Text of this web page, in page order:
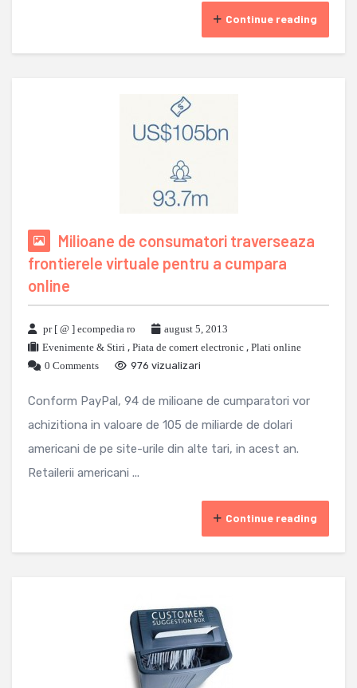
Continue reading
Milioane de consumatori traverseaza
frontierele virtuale pentru a cumpara
online
pr [ @ ] ecompedia ro
august 5, 2013
Evenimente & Stiri , Piata de comert electronic , Plati online
0 Comments
976 vizualizari
Conform PayPal, 94 de milioane de cumparatori vor
achizitiona in valoare de 105 de miliarde de dolari
americani de pe site-urile din alte tari, in acest an.
Retailerii americani ...
Continue reading